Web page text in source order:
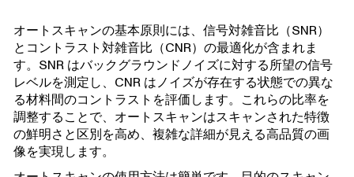
オートスキャンの基本原則には、信号対雑音比（SNR）
とコントラスト対雑音比（CNR）の最適化が含まれま
す。SNR はバックグラウンドノイズに対する所望の信号
レベルを測定し、CNR はノイズが存在する状態での異な
る材料間のコントラストを評価します。これらの比率を
調整することで、オートスキャンはスキャンされた特徴
の鮮明さと区別を高め、複雑な詳細が見える高品質の画
像を実現します。